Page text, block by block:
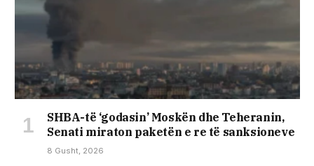
SHBA-të ‘godasin’ Moskën dhe Teheranin,
Senati miraton paketën e re të sanksioneve
8 Gusht, 2026